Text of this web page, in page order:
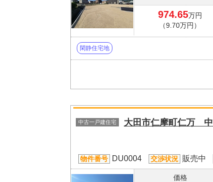
974.65万円
（9.70万円）
閑静住宅地
中古一戸建住宅 大田市仁摩町仁万
物件番号 DU0004 交渉状況 販売中
価格